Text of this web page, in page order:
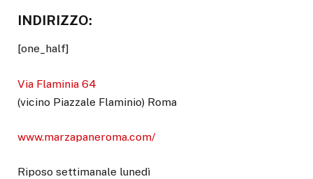
INDIRIZZO:
[one_half]
Via Flaminia 64
(vicino Piazzale Flaminio) Roma
www.marzapaneroma.com/
Riposo settimanale lunedì